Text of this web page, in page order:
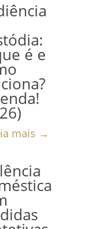
é e
mais →